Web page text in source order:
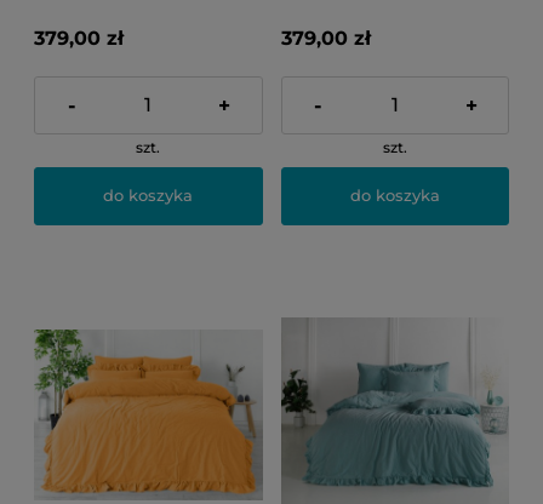
379,00 zł
- +
szt.
do koszyka
379,00 zł
- +
szt.
do koszyka